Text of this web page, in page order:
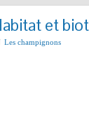
et
Les champignons